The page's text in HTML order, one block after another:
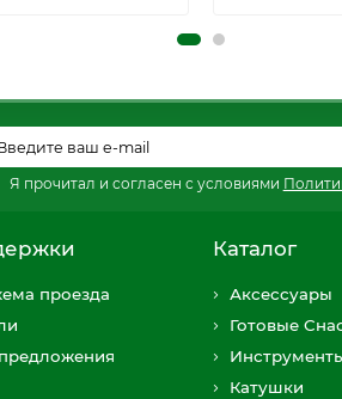
Я прочитал и согласен с условиями
проезда
Каталог
Аксессуары
Готовые
Катушки